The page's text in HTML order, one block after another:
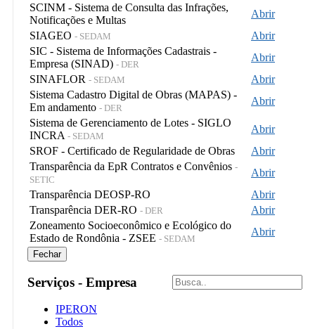
SCINM - Sistema de Consulta das Infrações,
Notificações e Multas
Abrir
SIAGEO - SEDAM
Abrir
SIC - Sistema de Informações Cadastrais -
Empresa (SINAD) - DER
Abrir
SINAFLOR - SEDAM
Abrir
Sistema Cadastro Digital de Obras (MAPAS) -
Em andamento - DER
Abrir
Sistema de Gerenciamento de Lotes - SIGLO
INCRA - SEDAM
Abrir
SROF - Certificado de Regularidade de Obras
Abrir
Transparência da EpR Contratos e Convênios -
SETIC
Abrir
Transparência DEOSP-RO
Abrir
Transparência DER-RO - DER
Abrir
Zoneamento Socioeconômico e Ecológico do
Estado de Rondônia - ZSEE - SEDAM
Abrir
Fechar
Serviços - Empresa
IPERON
Todos